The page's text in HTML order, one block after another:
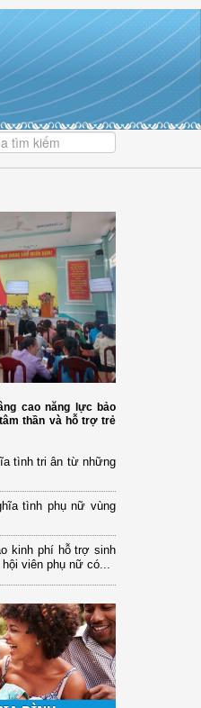
tham gia bảo hiểm y tế
cao năng lực bảo
thần và hỗ trợ trẻ
tình tri ân từ những
tình phụ nữ vùng
kinh phí hỗ trợ sinh
viên phụ nữ có...